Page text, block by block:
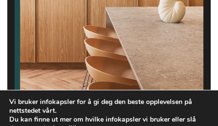
Vi bruker infokapsler for å gi deg den beste opplevelsen på
nettstedet vårt.
Du kan finne ut mer om hvilke infokapsler vi bruker eller slå